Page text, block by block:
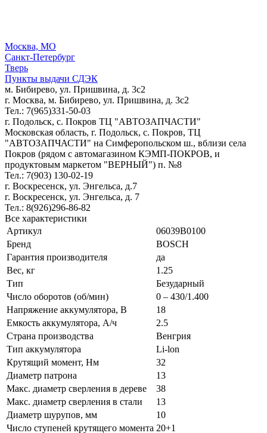
Москва, МО
Санкт-Петербург
Тверь
Пункты выдачи СДЭК
м. Бибирево, ул. Пришвина, д. 3с2
г. Москва, м. Бибирево, ул. Пришвина, д. 3с2
Тел.: 7(965)331-50-03
г. Подольск, c. Покров ТЦ "АВТОЗАПЧАСТИ"
Московская область, г. Подольск, c. Покров, ТЦ
"АВТОЗАПЧАСТИ" на Симферопольском ш., вблизи села
Покров (рядом с автомагазином КЭМП-ПОКРОВ, и
продуктовым маркетом "ВЕРНЫЙ") п. №8
Тел.: 7(903) 130-02-19
г. Воскресенск, ул. Энгельса, д.7
г. Воскресенск, ул. Энгельса, д. 7
Тел.: 8(926)296-86-82
Все характеристики
Артикул
06039B0100
Бренд
BOSCH
Гарантия производителя
да
Вес, кг
1.25
Тип
Безударный
Число оборотов (об/мин)
0 – 430/1.400
Напряжение аккумулятора, В
18
Емкость аккумулятора, А/ч
2.5
Страна производства
Венгрия
Тип аккумулятора
Li-lon
Крутящий момент, Нм
32
Диаметр патрона
13
Макс. диаметр сверления в дереве
38
Макс. диаметр сверления в стали
13
Диаметр шурупов, мм
10
Число ступеней крутящего момента 20+1